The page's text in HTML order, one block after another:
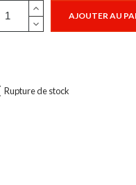
AJOUTER AU
Rupture de stock